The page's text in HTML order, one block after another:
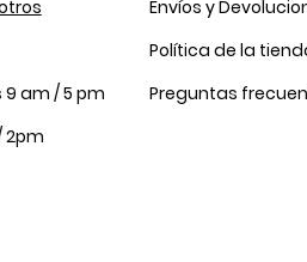
9 am / 5 pm
2pm
Envíos y
Política de la
Preguntas